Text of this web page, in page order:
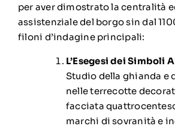
per aver dimostrato la centralità
assistenziale del borgo sin dal
filoni d’indagine principali:
L’Esegesi dei Simboli
Studio della ghianda e
nelle terrecotte
facciata
marchi di sovranità e